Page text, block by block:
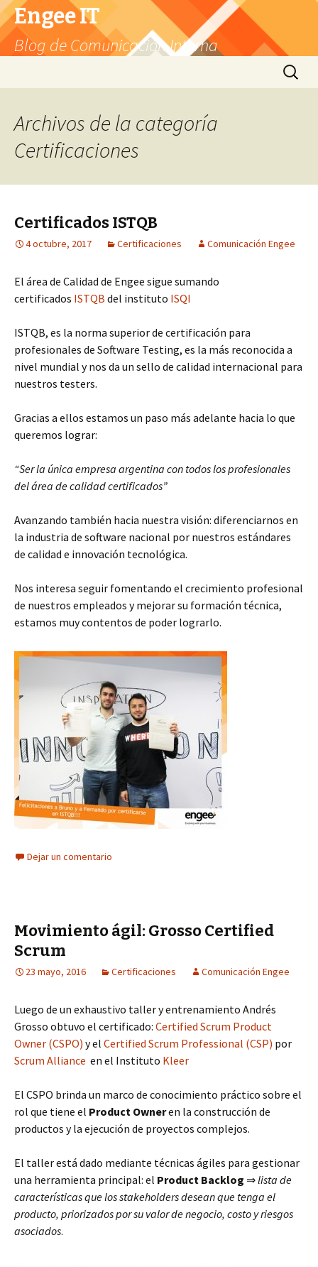
Engee IT
Blog de Comunicación Interna
Buscar:
Archivos de la categoría
Certificaciones
Certificados ISTQB
4 octubre, 2017 Certificaciones Comunicación Engee
El área de Calidad de Engee sigue sumando
certificados ISTQB del instituto ISQI
ISTQB, es la norma superior de certificación para
profesionales de Software Testing, es la más reconocida a
nivel mundial y nos da un sello de calidad internacional para
nuestros testers.
Gracias a ellos estamos un paso más adelante hacia lo que
queremos lograr:
“Ser la única empresa argentina con todos los profesionales
del área de calidad certificados”
Avanzando también hacia nuestra visión: diferenciarnos en
la industria de software nacional por nuestros estándares
de calidad e innovación tecnológica.
Nos interesa seguir fomentando el crecimiento profesional
de nuestros empleados y mejorar su formación técnica,
estamos muy contentos de poder lograrlo.
Dejar un comentario
Movimiento ágil: Grosso Certified
Scrum
23 mayo, 2016 Certificaciones Comunicación Engee
Luego de un exhaustivo taller y entrenamiento Andrés
Grosso obtuvo el certificado: Certified Scrum Product
Owner (CSPO) y el Certified Scrum Professional (CSP) por
Scrum Alliance en el Instituto Kleer
El CSPO brinda un marco de conocimiento práctico sobre el
rol que tiene el Product Owneren la construcción de
productos y la ejecución de proyectos complejos.
El taller está dado mediante técnicas ágiles para gestionar
una herramienta principal: el Product Backlog ⇒lista de
características que los stakeholders desean que tenga el
producto, priorizados por su valor de negocio, costo y riesgos
asociados.